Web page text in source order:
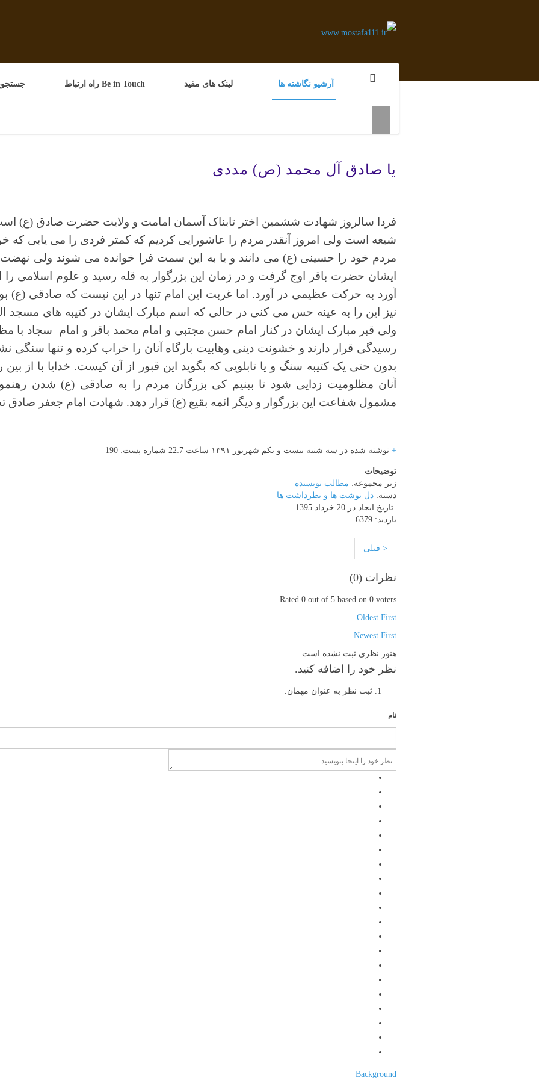
آرشیو نگاشته ها لینک های مفید Be in Touch راه ارتباط
یا صادق آل محمد (ص) مددی
فردا سالروز شهادت ششمین اختر تابناک آسمان امامت و ولایت حضرت صادق (ع)
شیعه است ولی امروز آنقدر مردم را عاشورایی کردیم که کمتر فردی را می یابی که
مردم خود را حسینی (ع) می دانند و یا به این سمت فرا خوانده می شوند ولی نهضت
ایشان حضرت باقر اوج گرفت و در زمان این بزرگوار به قله رسید و علوم اسلامی
آورد به حرکت عظیمی در آورد. اما غربت این امام تنها در این نیست که صادقی (ع)
نیز این را به عینه حس می کنی در حالی که اسم مبارک ایشان در کتیبه های مسجد
ولی قبر مبارک ایشان در کنار امام حسن مجتبی و
امام محمد باقر و امام
سجاد با
رسیدگی قرار دارند و خشونت دینی وهابیت بارگاه آنان را خراب کرده و تنها سنگی
بدون حتی یک کتیبه سنگ و یا تابلویی که بگوید این قبور از آن کیست. خدایا با از بین
آنان مظلومیت زدایی شود تا ببنیم کی بزرگان مردم را به صادقی (ع) شدن
مشمول شفاعت این بزرگوار و دیگر ائمه بقیع (ع) قرار دهد. شهادت امام جعفر صادق
+ نوشته شده در سه شنبه بیست و یکم شهریور ۱۳۹۱ ساعت 22:7 شماره پست: 190
توضیحات
زیر مجموعه: مطالب نویسنده
دسته: دل نوشت ها و نظرداشت ها
تاریخ ایجاد در 20 خرداد 1395
بازدید: 6379
< قبلی
نظرات (0
)
Rated 0 out of 5 based on 0 voters
Oldest First
Newest First
هنوز نظری ثبت نشده است
نظر خود را اضافه کنید.
ثبت نظر به عنوان مهمان.
نام
Background